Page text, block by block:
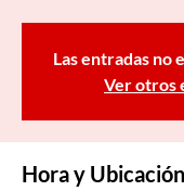
Las entradas no
Ver otros
Hora y Ubicación